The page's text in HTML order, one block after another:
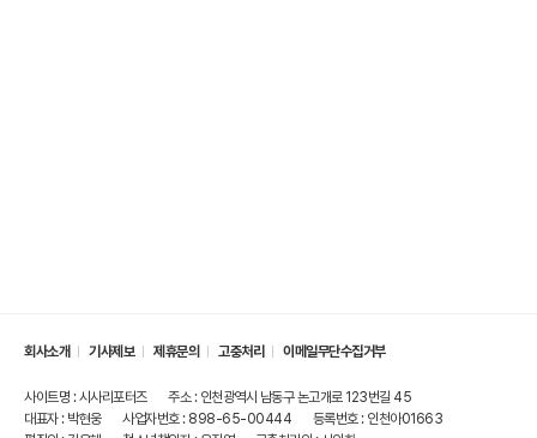
회사소개 기사제보 제휴문의 고충처리 이메일무단수집거부
사이트명 : 시사리포터즈
주소 : 인천광역시 남동구 논고개로 123번길 45
대표자 : 박현웅
사업자번호 : 898-65-00444
등록번호 : 인천아01663